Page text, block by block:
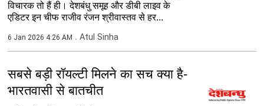
विचारक तो हैं ही। देशबंधु समूह और डीबी लाइव के
एडिटर इन चीफ राजीव रंजन श्रीवास्तव से हर...
6 Jan 2026 4:26 AM Atul Sinha
सबसे बड़ी रॉयल्टी मिलने का सच क्या है-
भारतवासी से बातचीत